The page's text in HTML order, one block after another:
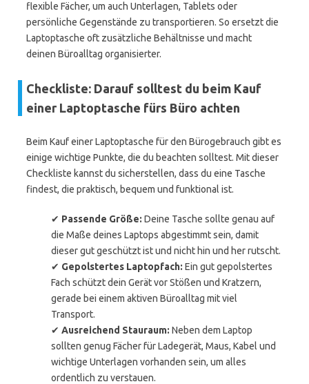
flexible Fächer, um auch Unterlagen, Tablets oder
persönliche Gegenstände zu transportieren. So ersetzt die
Laptoptasche oft zusätzliche Behältnisse und macht
deinen Büroalltag organisierter.
Checkliste: Darauf solltest du beim Kauf
einer Laptoptasche fürs Büro achten
Beim Kauf einer Laptoptasche für den Bürogebrauch gibt es
einige wichtige Punkte, die du beachten solltest. Mit dieser
Checkliste kannst du sicherstellen, dass du eine Tasche
findest, die praktisch, bequem und funktional ist.
✔ Passende Größe: Deine Tasche sollte genau auf
die Maße deines Laptops abgestimmt sein, damit
dieser gut geschützt ist und nicht hin und her rutscht.
✔ Gepolstertes Laptopfach: Ein gut gepolstertes
Fach schützt dein Gerät vor Stößen und Kratzern,
gerade bei einem aktiven Büroalltag mit viel
Transport.
✔ Ausreichend Stauraum: Neben dem Laptop
sollten genug Fächer für Ladegerät, Maus, Kabel und
wichtige Unterlagen vorhanden sein, um alles
ordentlich zu verstauen.